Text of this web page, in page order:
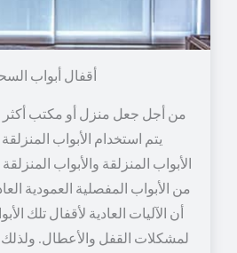
أقفال أبواب
من أجل جعل منزل أو مكتب أكثر
يتم استخدام الأبواب
الأبواب المنزلقة والأبواب
من الأبواب المفصلية العمودية
أن الآليات العادية لأقفال تلك
لمشكلات القفل والأعطال.